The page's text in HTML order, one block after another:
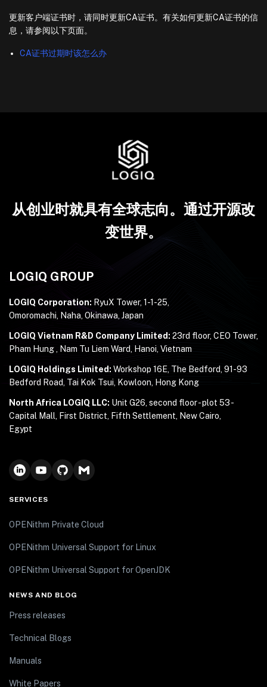
更新客户端证书时，请同时更新CA证书。有关如何更新CA证书的信
息，请参阅以下页面。
CA证书过期时该怎么办
从创业时就具有全球志向。通过开源改
变世界。
LOGIQ GROUP
LOGIQ Corporation: RyuX Tower, 1-1-25,
Omoromachi, Naha, Okinawa, Japan
LOGIQ Vietnam R&D Company Limited: 23rd floor, CEO Tower,
Pham Hung , Nam Tu Liem Ward, Hanoi, Vietnam
LOGIQ Holdings Limited: Workshop 16E, The Bedford, 91-93
Bedford Road, Tai Kok Tsui, Kowloon, Hong Kong
North Africa LOGIQ LLC: Unit G26, second floor - plot 53 -
Capital Mall, First District, Fifth Settlement, New Cairo,
Egypt
SERVICES
OPENithm Private Cloud
OPENithm Universal Support for Linux
OPENithm Universal Support for OpenJDK
NEWS AND BLOG
Press releases
Technical Blogs
Manuals
White Papers